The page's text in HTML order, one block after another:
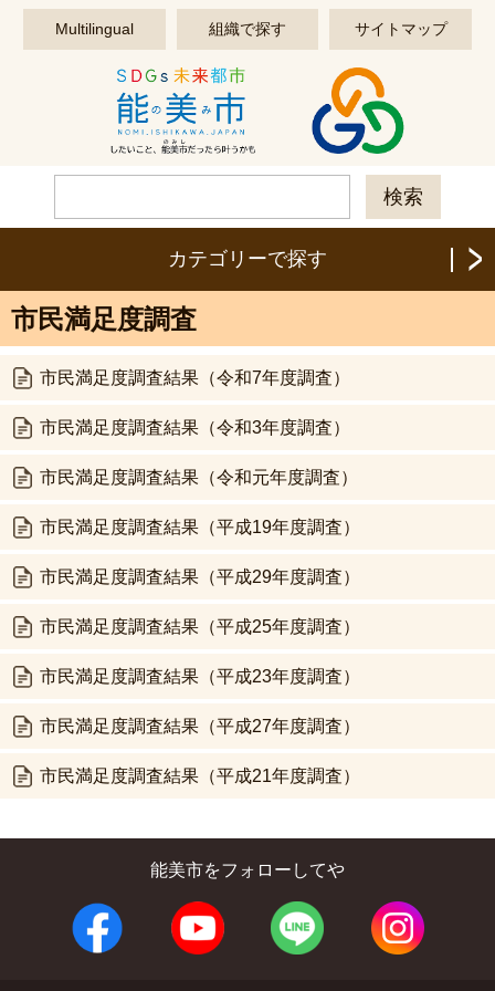
このページの本文へ移動する
Multilingual 組織で探す サイトマップ
カテゴリーで探す
市民満足度調査
市民満足度調査結果（令和7年度調査）
市民満足度調査結果（令和3年度調査）
市民満足度調査結果（令和元年度調査）
市民満足度調査結果（平成19年度調査）
市民満足度調査結果（平成29年度調査）
市民満足度調査結果（平成25年度調査）
市民満足度調査結果（平成23年度調査）
市民満足度調査結果（平成27年度調査）
市民満足度調査結果（平成21年度調査）
能美市をフォローしてや